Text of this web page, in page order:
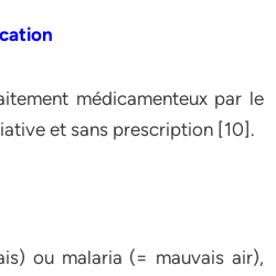
médicamenteux par le
et sans prescription [10].
ou malaria (= mauvais air),